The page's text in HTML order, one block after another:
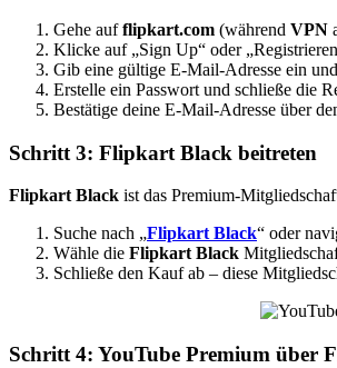
Gehe aufflipkart.com (während VPN
Klicke auf „Sign Up“ oder
Gib eine gültige E-Mail-Adresse ein
Erstelle ein Passwort und schließe die
Bestätige deine E-Mail-Adresse über
Schritt 3: Flipkart Black beitreten
Flipkart Black ist das Premium-
Suche nach „Flipkart Black“ oder
Wähle die Flipkart Black
Schließe den Kauf ab – diese
Schritt 4: YouTube Premium über